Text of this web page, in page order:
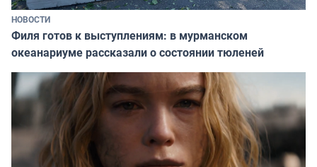
НОВОСТИ
Филя готов к выступлениям: в мурманском
океанариуме рассказали о состоянии тюленей